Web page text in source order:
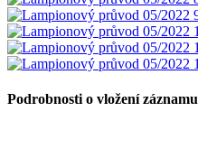
Podrobnosti o vložení záznamu